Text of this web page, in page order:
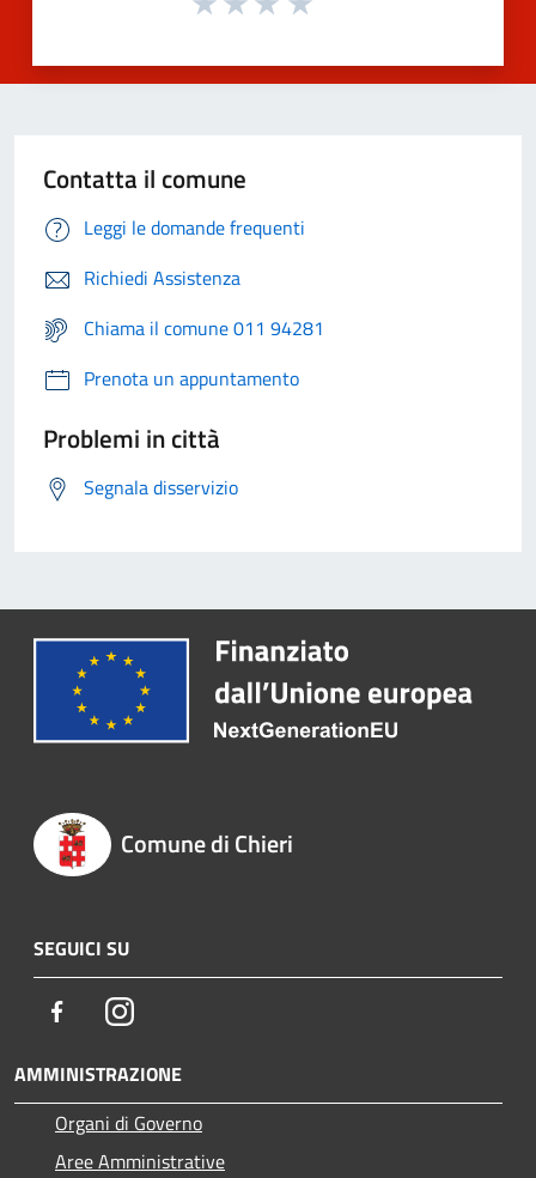
Contatta il comune
Leggi le domande frequenti
Richiedi Assistenza
Chiama il comune 011 94281
Prenota un appuntamento
Problemi in città
Segnala disservizio
Comune di Chieri
SEGUICI SU
FacebookInstagram
AMMINISTRAZIONE
Organi di Governo
Aree Amministrative